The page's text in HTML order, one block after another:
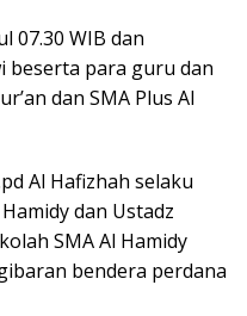
07.30 WIB dan
beserta para guru dan
dan SMA Plus Al
Al Hafizhah selaku
dan Ustadz
SMA Al Hamidy
bendera perdana